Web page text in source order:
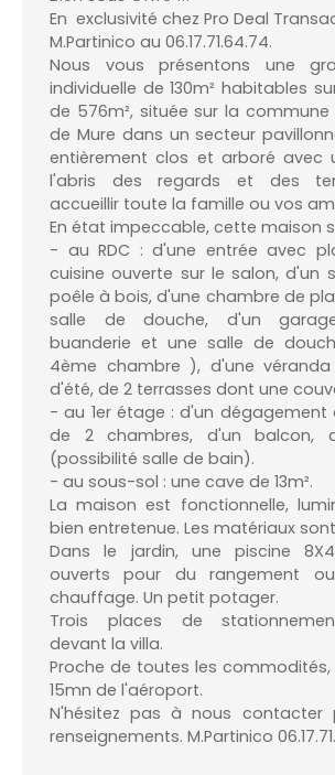
En exclusivité chez Pro Deal
M.Partinico au 06.17.71.64.74.
Nous vous présentons une
individuelle de 130m² habitables
de 576m², située sur la commune
de Mure dans un secteur
entièrement clos et arboré avec
l'abris des regards et des
accueillir toute la famille ou vos
En état impeccable, cette maison
- au RDC : d'une entrée avec
cuisine ouverte sur le salon, d'un
poêle à bois, d'une chambre de
salle de douche, d'un
buanderie et une salle de
4ème chambre ), d'une
d'été, de 2 terrasses dont une
- au 1er étage : d'un dégagement
de 2 chambres, d'un balcon,
(possibilité salle de bain).
- au sous-sol : une cave de 13m².
La maison est fonctionnelle,
bien entretenue. Les matériaux
Dans le jardin, une piscine
ouverts pour du rangement
chauffage. Un petit potager.
Trois places de
devant la villa.
Proche de toutes les commodités,
15mn de l'aéroport.
N'hésitez pas à nous contacter
renseignements. M.Partinico